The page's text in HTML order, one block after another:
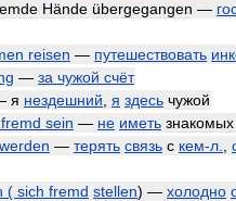
Hände übergegangen —
reisen — путешествовать
— за чужой счёт
я нездешний я здесь чужой
fremd sein — не иметь знакомых
werden — терять связь с кем-л
( sich fremd stellen) — холодно